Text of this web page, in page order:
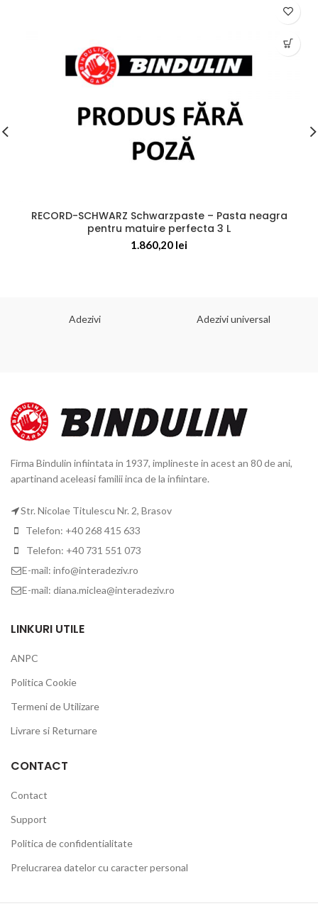
RECORD-SCHWARZ Schwarzpaste – Pasta neagra
pentru matuire perfecta 3 L
1.860,20 lei
Adezivi Adezivi universal
Firma Bindulin infiintata in 1937, implineste in acest an 80 de ani,
apartinand aceleasi familii inca de la infiintare.
Str. Nicolae Titulescu Nr. 2, Brasov
Telefon: +40 268 415 633
Telefon: +40 731 551 073
E-mail: info@interadeziv.ro
E-mail: diana.miclea@interadeziv.ro
LINKURI UTILE
ANPC
Politica Cookie
Termeni de Utilizare
Livrare si Returnare
CONTACT
Contact
Support
Politica de confidentialitate
Prelucrarea datelor cu caracter personal